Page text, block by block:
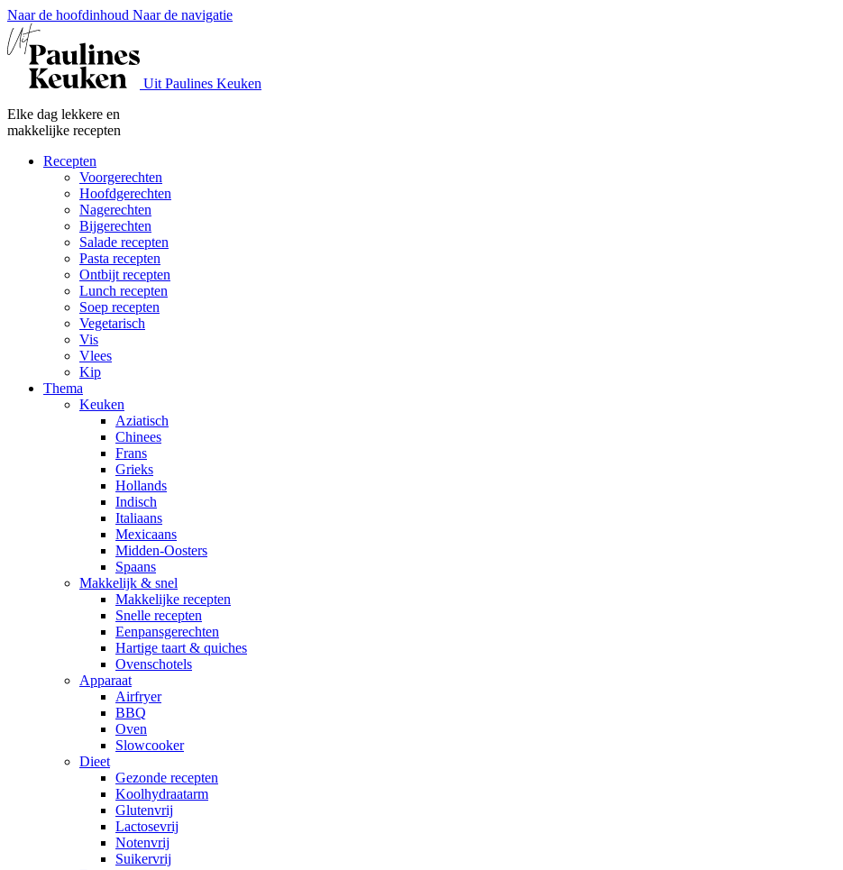
Naar de hoofdinhoud Naar de navigatie
Uit Paulines Keuken
Elke dag lekkere en
makkelijke recepten
Recepten
Voorgerechten
Hoofdgerechten
Nagerechten
Bijgerechten
Salade recepten
Pasta recepten
Ontbijt recepten
Lunch recepten
Soep recepten
Vegetarisch
Vis
Vlees
Kip
Thema
Keuken
Aziatisch
Chinees
Frans
Grieks
Hollands
Indisch
Italiaans
Mexicaans
Midden-Oosters
Spaans
Makkelijk & snel
Makkelijke recepten
Snelle recepten
Eenpansgerechten
Hartige taart & quiches
Ovenschotels
Apparaat
Airfryer
BBQ
Oven
Slowcooker
Dieet
Gezonde recepten
Koolhydraatarm
Glutenvrij
Lactosevrij
Notenvrij
Suikervrij